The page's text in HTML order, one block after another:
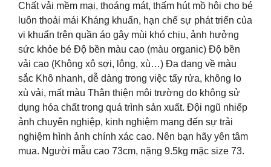
Chất vải mềm mại, thoáng mát, thấm hút mồ hôi cho bé
luôn thoải mái Kháng khuẩn, hạn chế sự phát triển của
vi khuẩn trên quần áo gây mùi khó chịu, ảnh hưởng
sức khỏe bé Độ bền màu cao (màu organic) Độ bền
vải cao (Không xô sợi, lông, xù…) Đa dạng về màu
sắc Khô nhanh, dễ dàng trong việc tẩy rửa, không lo
xù vải, mất màu Thân thiện môi trường do không sử
dụng hóa chất trong quá trình sản xuất. Đội ngũ nhiếp
ảnh chuyên nghiệp, kinh nghiệm mang đến sự trải
nghiệm hình ảnh chính xác cao. Nên bạn hãy yên tâm
mua. Người mẫu cao 73cm, nặng 9.5kg mặc size 73.